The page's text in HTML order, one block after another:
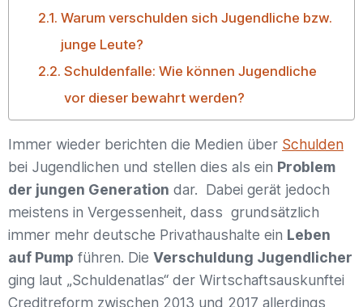
Warum verschulden sich Jugendliche bzw.
junge Leute?
Schuldenfalle: Wie können Jugendliche
vor dieser bewahrt werden?
Immer wieder berichten die Medien über Schulden
bei Jugendlichen und stellen dies als ein Problem
der jungen Generation dar. Dabei gerät jedoch
meistens in Vergessenheit, dass grundsätzlich
immer mehr deutsche Privathaushalte ein Leben
auf Pump führen. Die Verschuldung Jugendlicher
ging laut „Schuldenatlas“ der Wirtschaftsauskunftei
Creditreform zwischen 2013 und 2017 allerdings